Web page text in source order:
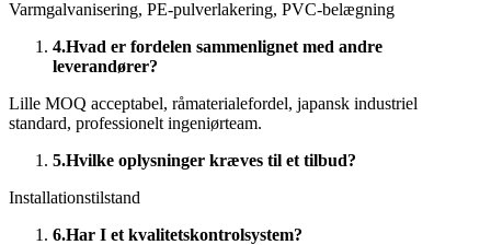
Varmgalvanisering, PE-pulverlakering, PVC-belægning
4.Hvad er fordelen sammenlignet med andre
leverandører?
Lille MOQ acceptabel, råmaterialefordel, japansk industriel
standard, professionelt ingeniørteam.
5.Hvilke oplysninger kræves til et tilbud?
Installationstilstand
6.Har I et kvalitetskontrolsystem?